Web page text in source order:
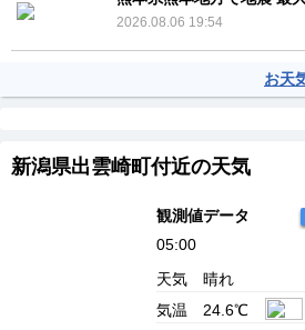
2026.08.06 19:54
お天
新潟県出雲崎町付近の天気
観測値データ
05:00
天気
晴れ
気温
24.6℃